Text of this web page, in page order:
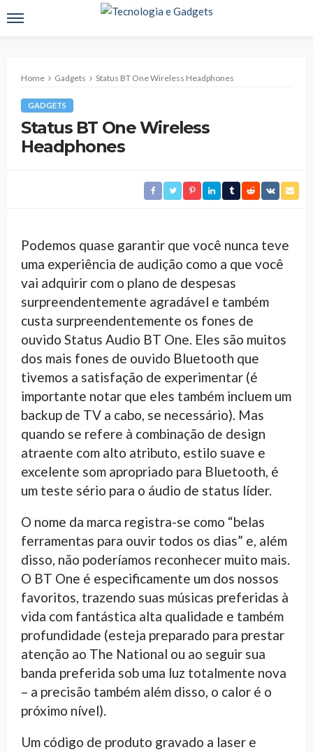
Home Gadgets Status BT One Wireless Headphones
GADGETS
Status BT One Wireless
Headphones
Podemos quase garantir que você nunca teve
uma experiência de audição como a que você
vai adquirir com o plano de despesas
surpreendentemente agradável e também
custa surpreendentemente os fones de
ouvido Status Audio BT One. Eles são muitos
dos mais fones de ouvido Bluetooth que
tivemos a satisfação de experimentar (é
importante notar que eles também incluem um
backup de TV a cabo, se necessário). Mas
quando se refere à combinação de design
atraente com alto atributo, estilo suave e
excelente som apropriado para Bluetooth, é
um teste sério para o áudio de status líder.
O nome da marca registra-se como “belas
ferramentas para ouvir todos os dias” e, além
disso, não poderíamos reconhecer muito mais.
O BT One é especificamente um dos nossos
favoritos, trazendo suas músicas preferidas à
vida com fantástica alta qualidade e também
profundidade (esteja preparado para prestar
atenção ao The National ou ao seguir sua
banda preferida sob uma luz totalmente nova
– a precisão também além disso, o calor é o
próximo nível).
Um código de produto gravado a laser e